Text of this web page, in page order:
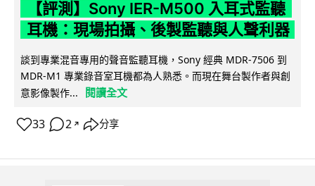
【評測】Sony IER-M500 入耳式監聽
耳機：現場拍攝、後製監聽與人聲利器
談到專業混音專用的聲音監聽耳機，Sony 經典 MDR-7506 到
MDR-M1 專業錄音室耳機都為人熟悉。而現在舞台製作者與創
意影像製作...
閱讀全文
33 2 ↗ 分享